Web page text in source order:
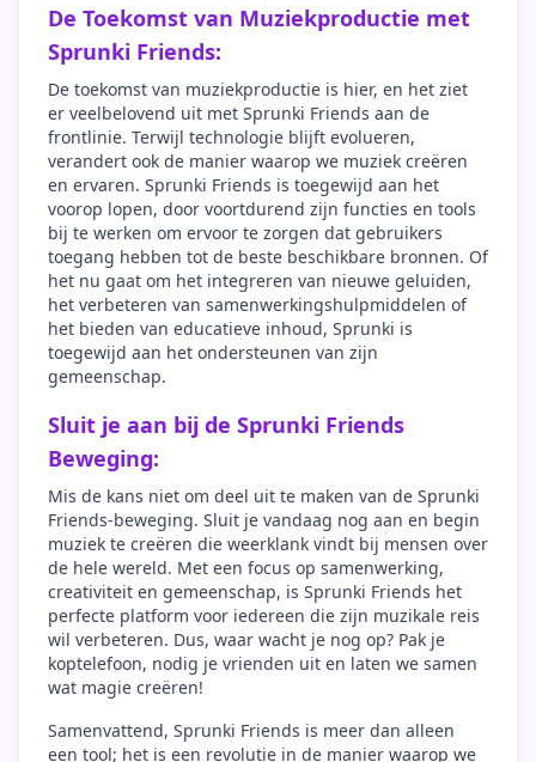
De Toekomst van Muziekproductie met
Sprunki Friends:
De toekomst van muziekproductie is hier, en het ziet
er veelbelovend uit met Sprunki Friends aan de
frontlinie. Terwijl technologie blijft evolueren,
verandert ook de manier waarop we muziek creëren
en ervaren. Sprunki Friends is toegewijd aan het
voorop lopen, door voortdurend zijn functies en tools
bij te werken om ervoor te zorgen dat gebruikers
toegang hebben tot de beste beschikbare bronnen. Of
het nu gaat om het integreren van nieuwe geluiden,
het verbeteren van samenwerkingshulpmiddelen of
het bieden van educatieve inhoud, Sprunki is
toegewijd aan het ondersteunen van zijn
gemeenschap.
Sluit je aan bij de Sprunki Friends
Beweging:
Mis de kans niet om deel uit te maken van de Sprunki
Friends-beweging. Sluit je vandaag nog aan en begin
muziek te creëren die weerklank vindt bij mensen over
de hele wereld. Met een focus op samenwerking,
creativiteit en gemeenschap, is Sprunki Friends het
perfecte platform voor iedereen die zijn muzikale reis
wil verbeteren. Dus, waar wacht je nog op? Pak je
koptelefoon, nodig je vrienden uit en laten we samen
wat magie creëren!
Samenvattend, Sprunki Friends is meer dan alleen
een tool; het is een revolutie in de manier waarop we